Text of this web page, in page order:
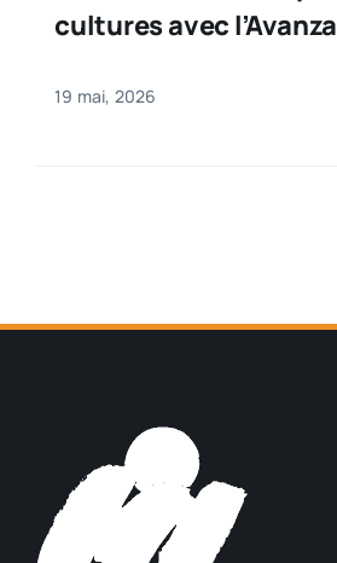
cultures avec l’Avanza
19 mai, 2026